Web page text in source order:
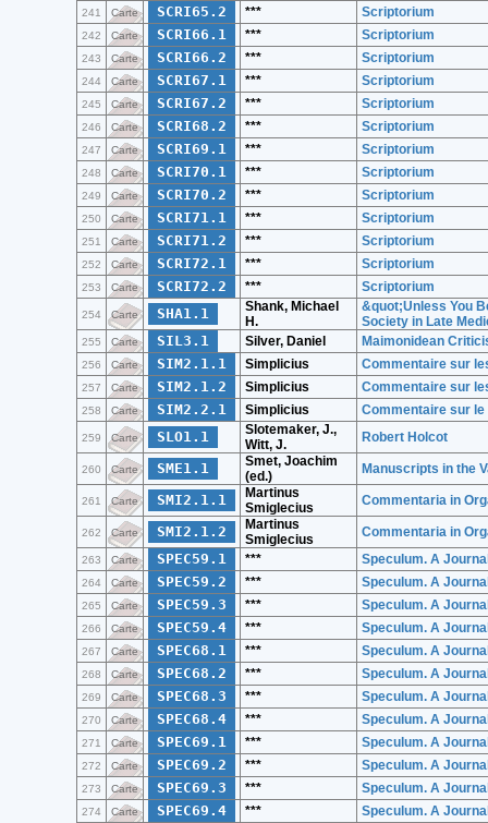
241 Carte SCRI65.2 *** Scriptorium
242 Carte SCRI66.1 *** Scriptorium
243 Carte SCRI66.2 *** Scriptorium
244 Carte SCRI67.1 *** Scriptorium
245 Carte SCRI67.2 *** Scriptorium
246 Carte SCRI68.2 *** Scriptorium
247 Carte SCRI69.1 *** Scriptorium
248 Carte SCRI70.1 *** Scriptorium
249 Carte SCRI70.2 *** Scriptorium
250 Carte SCRI71.1 *** Scriptorium
251 Carte SCRI71.2 *** Scriptorium
252 Carte SCRI72.1 *** Scriptorium
253 Carte SCRI72.2 *** Scriptorium
254 Carte SHA1.1
Shank, Michael
H.
&quot;Unless You
Society in Late
255 Carte SIL3.1 Silver, Daniel Maimonidean
256 Carte SIM2.1.1 Simplicius Commentaire sur
257 Carte SIM2.1.2 Simplicius Commentaire sur
258 Carte SIM2.2.1 Simplicius Commentaire sur
259 Carte SLO1.1
Slotemaker, J.,
Witt, J.
Robert Holcot
260 Carte SME1.1
Smet, Joachim
(ed.)
Manuscripts in the
261 Carte SMI2.1.1
Martinus
Smiglecius
Commentaria in
262 Carte SMI2.1.2
Martinus
Smiglecius
Commentaria in
263 Carte SPEC59.1 *** Speculum. A
264 Carte SPEC59.2 *** Speculum. A
265 Carte SPEC59.3 *** Speculum. A
266 Carte SPEC59.4 *** Speculum. A
267 Carte SPEC68.1 *** Speculum. A
268 Carte SPEC68.2 *** Speculum. A
269 Carte SPEC68.3 *** Speculum. A
270 Carte SPEC68.4 *** Speculum. A
271 Carte SPEC69.1 *** Speculum. A
272 Carte SPEC69.2 *** Speculum. A
273 Carte SPEC69.3 *** Speculum. A
274 Carte SPEC69.4 *** Speculum. A